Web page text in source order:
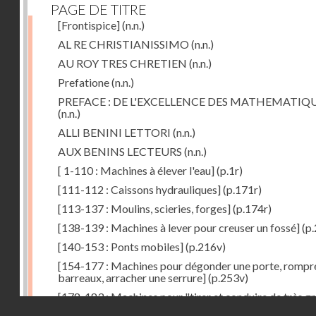
PAGE DE TITRE
[Frontispice](n.n.)
AL RE CHRISTIANISSIMO (n.n.)
AU ROY TRES CHRETIEN (n.n.)
Prefatione(n.n.)
PREFACE : DE L'EXCELLENCE DES
(n.n.)
ALLI BENINI LETTORI (n.n.)
AUX BENINS LECTEURS (n.n.)
[ 1-110 : Machines à élever l'eau](p.1r)
[111-112 : Caissons hydrauliques](p.171r)
[113-137 : Moulins, scieries, forges](p.174r)
[138-139 : Machines à lever pour creuser un fossé]
[140-153 : Ponts mobiles](p.216v)
[154-177 : Machines pour dégonder une porte,
barreaux, arracher une serrure](p.253v)
[178-183 : Machines pour "tirer et conduire de très